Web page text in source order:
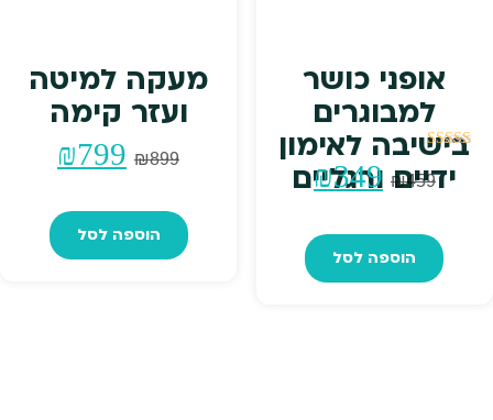
אופני כושר
למבוגרים
בישיבה לאימון
ידיים ורגליים
דורג
5.00
מתוך 5 ₪459
המחיר
היה:
₪349 המחיר
הוא:
הוספה לסל
מעקה למיטה
ועזר קימה
₪899
המחיר
היה:
₪799
הוא:
הוספה לסל